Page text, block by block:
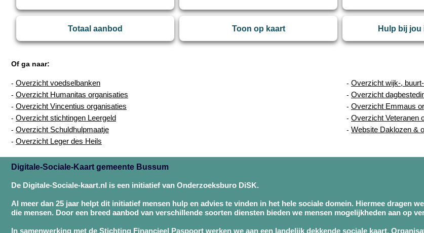
Totaal aanbod Toon op kaart Hulp bij
Of ga naar:
- Overzicht voedselbanken
- Overzicht Humanitas organisaties
- Overzicht Vincentius organisaties
- Overzicht stichtingen Leergeld
- Overzicht Schuldhulpmaatje
- Overzicht Leger des Heils
- Overzicht wijk-,
- Overzicht
- Overzicht Emmaus
- Overzicht Veteranen
- Website Daklozen &
Digitale-Sociale-Kaart gemeente Bussum
De Digitale-Sociale-kaart.nl is een initiatief van Onderzoeksburo DiSK.
Al meer dan 25 jaar helpt dit initiatief mensen hulp en advies te vinden in het hele sociale domein. Hiermee dragen
die mensen. Door een breed aanbod van verschillende soorten diensten bieden we mensen mogelijkheden aan op
In samenwerking met de Stichting Financieel Paspoort werken we aan een landelijk dekkende sociale kaart.